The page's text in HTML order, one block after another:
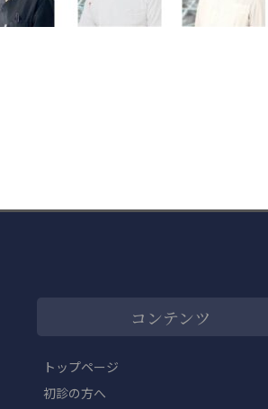
コンテンツ
トップページ
初診の方へ